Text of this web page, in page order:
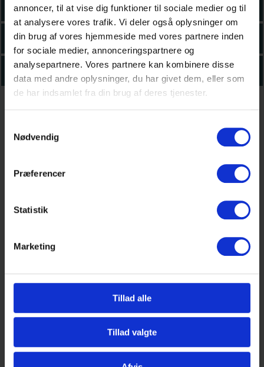
annoncer, til at vise dig funktioner til sociale medier og til
at analysere vores trafik. Vi deler også oplysninger om
din brug af vores hjemmeside med vores partnere inden
for sociale medier, annonceringspartnere og
analysepartnere. Vores partnere kan kombinere disse
data med andre oplysninger, du har givet dem, eller som
de har indsamlet fra din brug af deres tjenester.
Nødvendig
Præferencer
Statistik
Marketing
Tillad alle
Tillad valgte
Sundhed 6
Sundhed 7
Sundhed 8
MULIGE VALGFAG:
Valgfag B
Valgfag C
Filosofi
Psykologi